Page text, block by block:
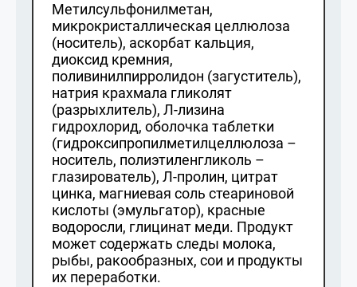
Метилсульфонилметан,
микрокристаллическая целлюлоза
(носитель), аскорбат кальция,
диоксид кремния,
поливинилпирролидон (загуститель),
натрия крахмала гликолят
(разрыхлитель), Л-лизина
гидрохлорид, оболочка таблетки
(гидроксипропилметилцеллюлоза –
носитель, полиэтиленгликоль –
глазирователь), Л-пролин, цитрат
цинка, магниевая соль стеариновой
кислоты (эмульгатор), красные
водоросли, глицинат меди. Продукт
может содержать следы молока,
рыбы, ракообразных, сои и продукты
их переработки.